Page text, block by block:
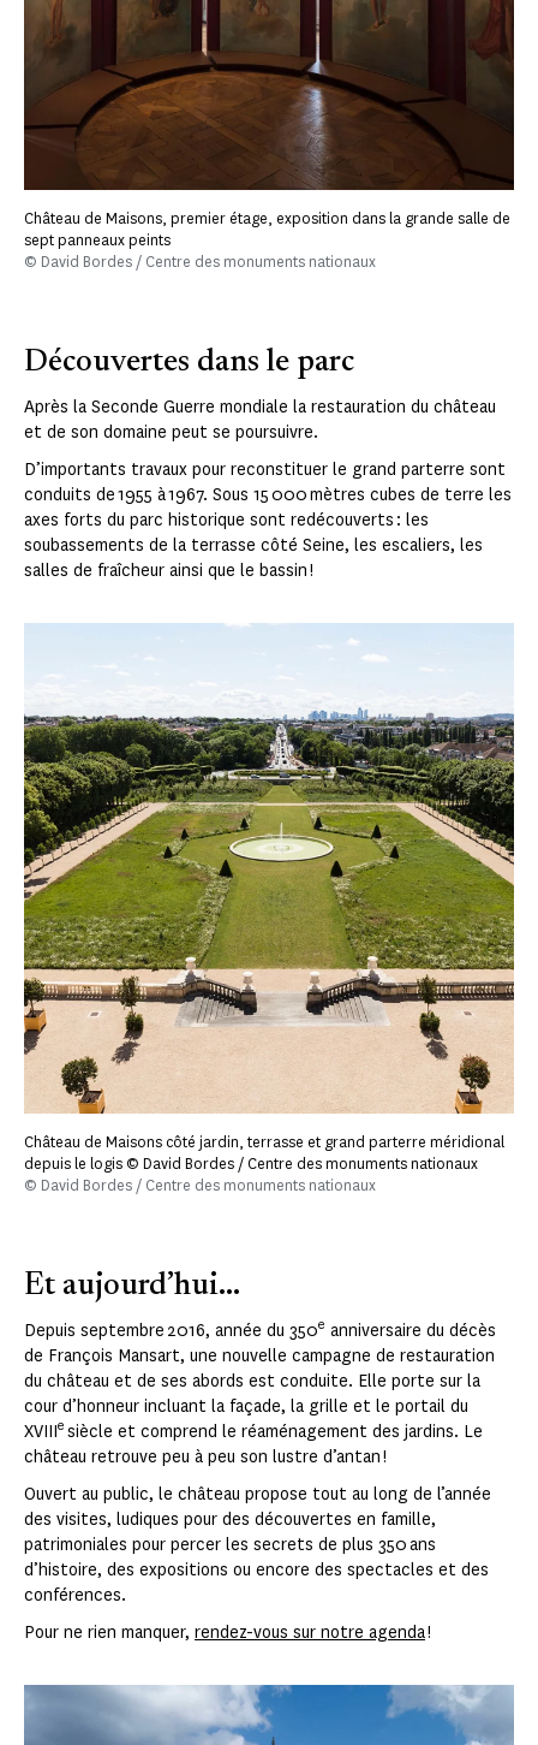
Château de Maisons, premier étage, exposition dans la grande salle de
sept panneaux peints
© David Bordes / Centre des monuments nationaux
Découvertes dans le parc
Après la Seconde Guerre mondiale la restauration du château
et de son domaine peut se poursuivre.
D’importants travaux pour reconstituer le grand parterre sont
conduits de 1955 à 1967. Sous 15 000 mètres cubes de terre les
axes forts du parc historique sont redécouverts : les
soubassements de la terrasse côté Seine, les escaliers, les
salles de fraîcheur ainsi que le bassin !
Château de Maisons côté jardin, terrasse et grand parterre méridional
depuis le logis © David Bordes / Centre des monuments nationaux
© David Bordes / Centre des monuments nationaux
Et aujourd’hui...
Depuis septembre 2016, année du 350e anniversaire du décès
de François Mansart, une nouvelle campagne de restauration
du château et de ses abords est conduite. Elle porte sur la
cour d’honneur incluant la façade, la grille et le portail du
XVIIIe siècle et comprend le réaménagement des jardins. Le
château retrouve peu à peu son lustre d’antan !
Ouvert au public, le château propose tout au long de l’année
des visites, ludiques pour des découvertes en famille,
patrimoniales pour percer les secrets de plus 350 ans
d’histoire, des expositions ou encore des spectacles et des
conférences.
Pour ne rien manquer, rendez-vous sur notre agenda!